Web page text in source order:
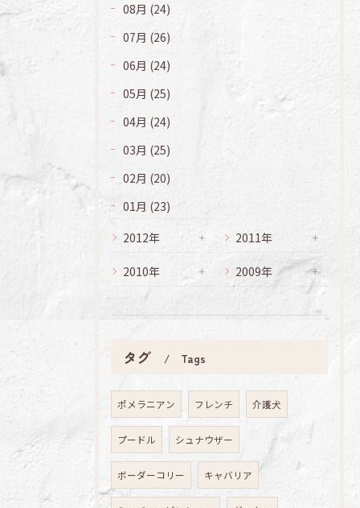
08月 (24)
07月 (26)
06月 (24)
05月 (25)
04月 (24)
03月 (25)
02月 (20)
01月 (23)
2012年 2011年
2010年 2009年
タグ Tags
ポメラニアン フレンチ 介護犬
プードル シュナウザー
ボーダーコリー キャバリア